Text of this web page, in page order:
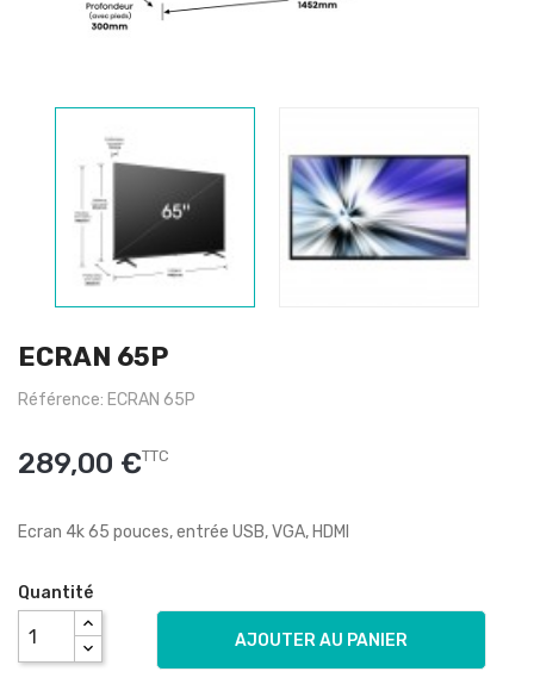
ECRAN 65P
Référence: ECRAN 65P
289,00 €TTC
Ecran 4k 65 pouces, entrée USB, VGA, HDMI
Quantité
AJOUTER AU PANIER